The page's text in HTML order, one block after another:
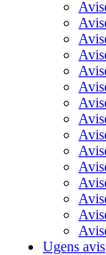
Ugens avis